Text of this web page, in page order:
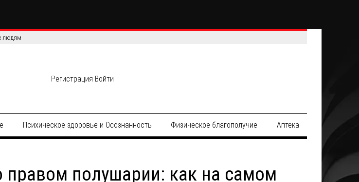
людям
Регистрация Войти
Психическое здоровье и Осознанность Физическое благополучие Аптека
полушарии: как на самом